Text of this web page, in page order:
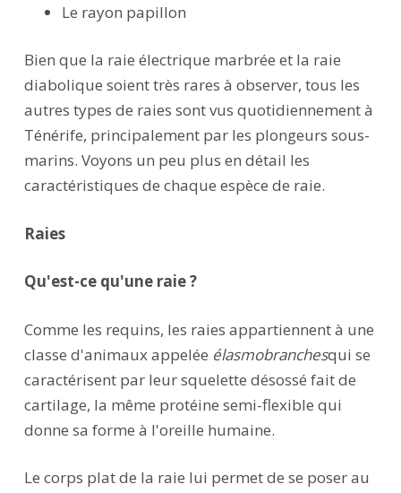
Le rayon papillon
Bien que la raie électrique marbrée et la raie
diabolique soient très rares à observer, tous les
autres types de raies sont vus quotidiennement à
Ténérife, principalement par les plongeurs sous-
marins. Voyons un peu plus en détail les
caractéristiques de chaque espèce de raie.
Raies
Qu'est-ce qu'une raie ?
Comme les requins, les raies appartiennent à une
classe d'animaux appelée élasmobranchesqui se
caractérisent par leur squelette désossé fait de
cartilage, la même protéine semi-flexible qui
donne sa forme à l'oreille humaine.
Le corps plat de la raie lui permet de se poser au